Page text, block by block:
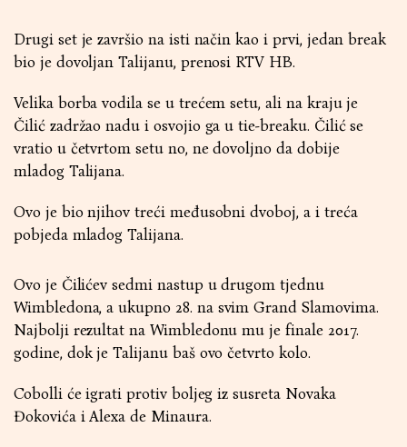
Drugi set je završio na isti način kao i prvi, jedan break
bio je dovoljan Talijanu, prenosi RTV HB.
Velika borba vodila se u trećem setu, ali na kraju je
Čilić zadržao nadu i osvojio ga u tie-breaku. Čilić se
vratio u četvrtom setu no, ne dovoljno da dobije
mladog Talijana.
Ovo je bio njihov treći međusobni dvoboj, a i treća
pobjeda mladog Talijana.
Ovo je Čilićev sedmi nastup u drugom tjednu
Wimbledona, a ukupno 28. na svim Grand Slamovima.
Najbolji rezultat na Wimbledonu mu je finale 2017.
godine, dok je Talijanu baš ovo četvrto kolo.
Cobolli će igrati protiv boljeg iz susreta Novaka
Đokovića i Alexa de Minaura.